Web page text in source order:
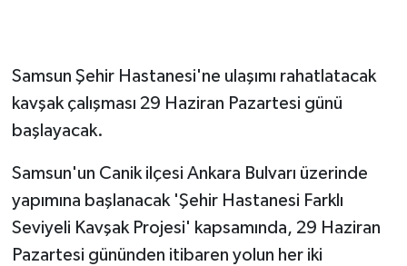
Samsun Şehir Hastanesi'ne ulaşımı rahatlatacak
kavşak çalışması 29 Haziran Pazartesi günü
başlayacak.
Samsun'un Canik ilçesi Ankara Bulvarı üzerinde
yapımına başlanacak 'Şehir Hastanesi Farklı
Seviyeli Kavşak Projesi' kapsamında, 29 Haziran
Pazartesi gününden itibaren yolun her iki